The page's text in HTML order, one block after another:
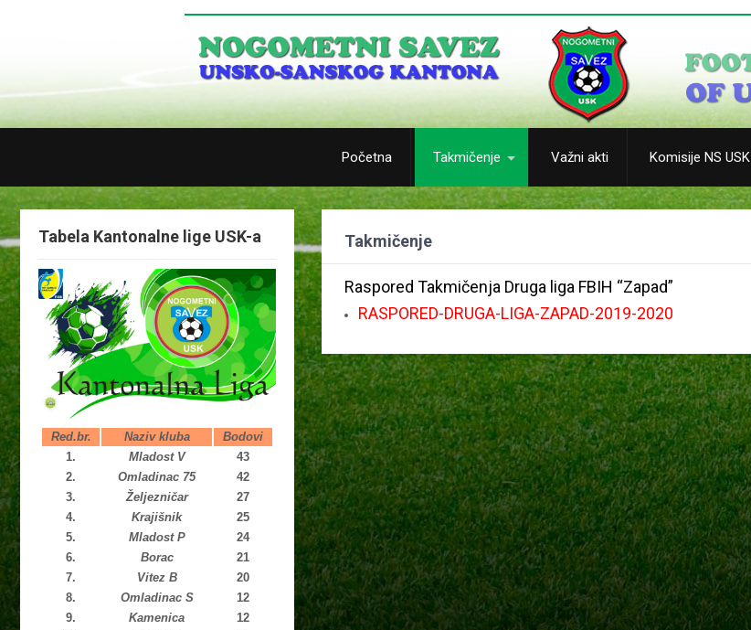
Početna Takmičenje Važni akti Komisije NS USK
Tabela Kantonalne lige USK-a
Red.br. Naziv kluba
Bodovi
1.
Mladost V
43
2.
Omladinac 75
42
3.
Željezničar
27
4.
Krajišnik
25
5.
Mladost P
24
6.
Borac
21
7.
Vitez B
20
8.
Omladinac S
12
9.
Kamenica
12
Takmičenje
Raspored Takmičenja Druga liga FBIH “Zapad”
RASPORED-DRUGA-LIGA-ZAPAD-2019-2020